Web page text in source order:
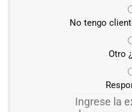
No tengo
Otro